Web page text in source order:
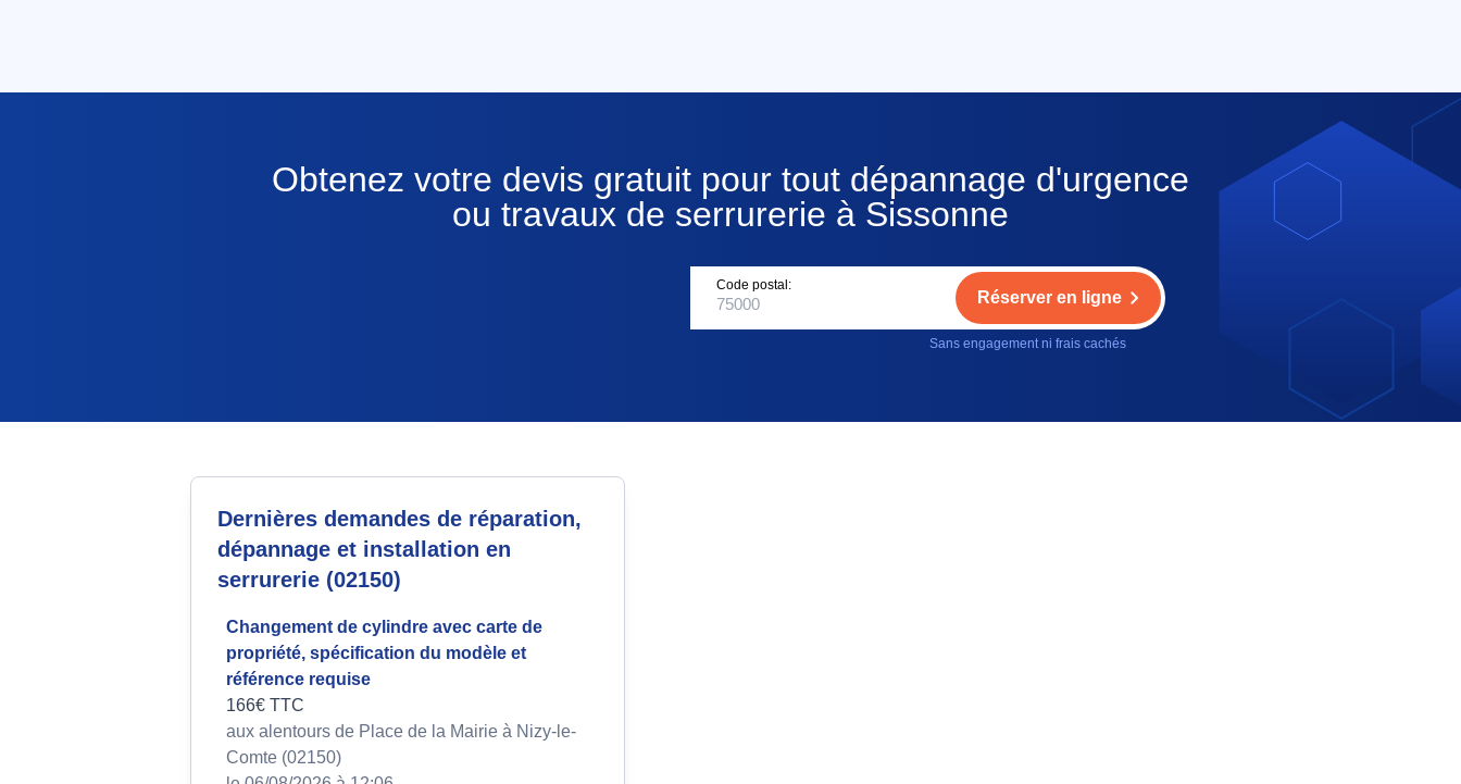
Obtenez votre devis gratuit pour tout dépannage d'urgence
ou travaux de serrurerie à Sissonne
Code postal:
Réserver en ligne
Sans engagement ni frais cachés
Dernières demandes de réparation,
dépannage et installation en
serrurerie (02150)
Changement de cylindre avec carte de
propriété, spécification du modèle et
référence requise
166€ TTC
aux alentours de Place de la Mairie à Nizy-le-
Comte (02150)